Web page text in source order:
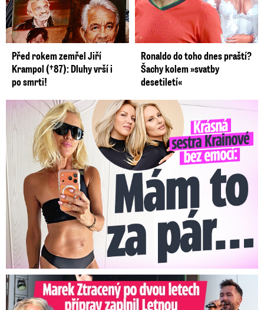
Před rokem zemřel Jiří
Krampol (†87): Dluhy vrší i
po smrti!
Ronaldo do toho dnes praští?
Šachy kolem »svatby
desetiletí«
Krásná sestra Krainové bez emocí: Mám to za pár…
Marek Ztracený na Letné: Pártlová stopla koncert